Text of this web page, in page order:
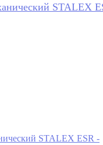
STALEX